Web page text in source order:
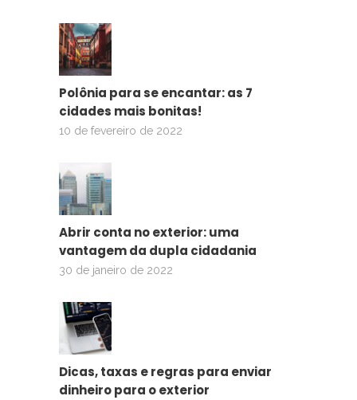
Polônia para se encantar: as 7
cidades mais bonitas!
10 de fevereiro de 2022
Abrir conta no exterior: uma
vantagem da dupla cidadania
30 de janeiro de 2022
Dicas, taxas e regras para enviar
dinheiro para o exterior